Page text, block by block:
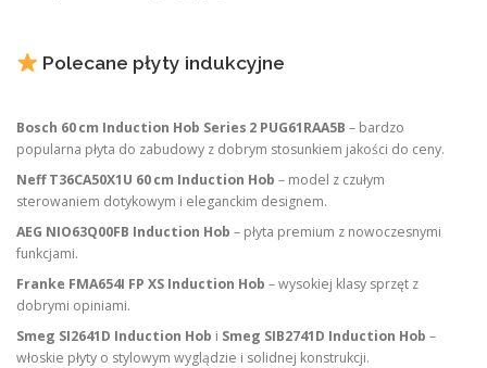
Polecane płyty indukcyjne
Bosch 60 cm Induction Hob Series 2 PUG61RAA5B – bardzo
popularna płyta do zabudowy z dobrym stosunkiem jakości do ceny.
Neff T36CA50X1U 60 cm Induction Hob – model z czułym
sterowaniem dotykowym i eleganckim designem.
AEG NIO63Q00FB Induction Hob – płyta premium z nowoczesnymi
funkcjami.
Franke FMA654I FP XS Induction Hob – wysokiej klasy sprzęt z
dobrymi opiniami.
Smeg SI2641D Induction Hob i Smeg SIB2741D Induction Hob –
włoskie płyty o stylowym wyglądzie i solidnej konstrukcji.